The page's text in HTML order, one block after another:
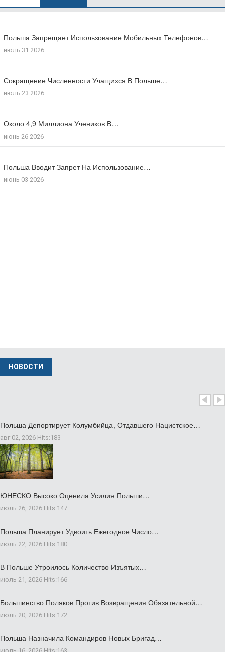
Польша Запрещает Использование Мобильных Телефонов…
июль 31 2026
Сокращение Численности Учащихся В Польше…
июль 23 2026
Около 4,9 Миллиона Учеников В…
июнь 26 2026
Польша Вводит Запрет На Использование…
июнь 03 2026
В Польше Выросла Ожидаемая Продолжительность…
июль 27 2026
Число Зарегистрированных Преступлений На Почве…
июль 17 2026
Большинство Поляков Поддерживают Сокращение Рабочего…
июль 09 2026
Число Иностранцев, Получивших Польское Гражданство…
мая 18 2026
НОВОСТИ
Польша Депортирует Колумбийца, Отдавшего Нацистское…
авг 02, 2026 Hits:183
ЮНЕСКО Высоко Оценила Усилия Польши…
июль 26, 2026 Hits:147
Польша Планирует Удвоить Ежегодное Число…
июль 22, 2026 Hits:180
В Польше Утроилось Количество Изъятых…
июль 21, 2026 Hits:166
Большинство Поляков Против Возвращения Обязательной…
июль 20, 2026 Hits:172
Польша Назначила Командиров Новых Бригад…